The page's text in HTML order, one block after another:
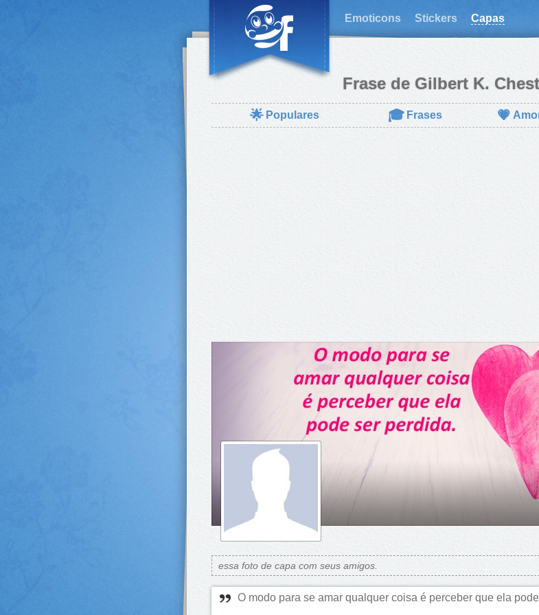
Emoticons Stickers Capas
Frase de Gilbert K.
🌟 Populares 🎓 Frases 💗
essa foto de capa com seus amigos.
O modo para se amar qualquer coisa é perceber que ela